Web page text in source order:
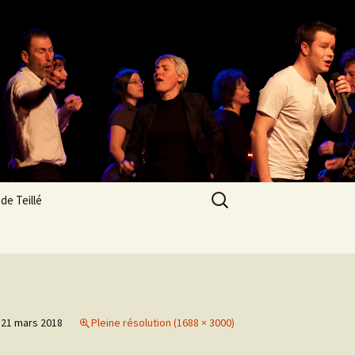
Teillé
des
Rechercher :
21 mars 2018 Pleine résolution (1688 × 3000)